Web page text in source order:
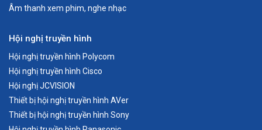
Âm thanh xem phim, nghe nhạc
Hội nghị truyền hình
Hội nghị truyền hình Polycom
Hội nghị truyền hình Cisco
Hội nghị JCVISION
Thiết bị hội nghị truyền hình AVer
Thiết bị hội nghị truyền hình Sony